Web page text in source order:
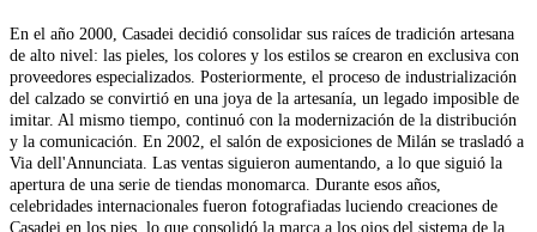
En el año 2000, Casadei decidió consolidar sus raíces de tradición artesana
de alto nivel: las pieles, los colores y los estilos se crearon en exclusiva con
proveedores especializados. Posteriormente, el proceso de industrialización
del calzado se convirtió en una joya de la artesanía, un legado imposible de
imitar. Al mismo tiempo, continuó con la modernización de la distribución
y la comunicación. En 2002, el salón de exposiciones de Milán se trasladó a
Via dell'Annunciata. Las ventas siguieron aumentando, a lo que siguió la
apertura de una serie de tiendas monomarca. Durante esos años,
celebridades internacionales fueron fotografiadas luciendo creaciones de
Casadei en los pies, lo que consolidó la marca a los ojos del sistema de la